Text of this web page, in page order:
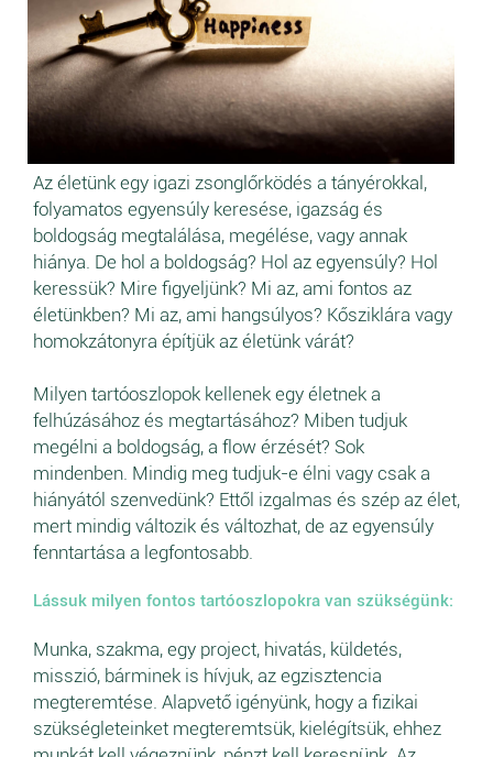
Az életünk egy igazi zsonglőrködés a tányérokkal,
folyamatos egyensúly keresése, igazság és
boldogság megtalálása, megélése, vagy annak
hiánya. De hol a boldogság? Hol az egyensúly? Hol
keressük? Mire figyeljünk? Mi az, ami fontos az
életünkben? Mi az, ami hangsúlyos? Kősziklára vagy
homokzátonyra építjük az életünk várát?
Milyen tartóoszlopok kellenek egy életnek a
felhúzásához és megtartásához? Miben tudjuk
megélni a boldogság, a flow érzését? Sok
mindenben. Mindig meg tudjuk-e élni vagy csak a
hiányától szenvedünk? Ettől izgalmas és szép az élet,
mert mindig változik és változhat, de az egyensúly
fenntartása a legfontosabb.
Lássuk milyen fontos tartóoszlopokra van szükségünk:
Munka, szakma, egy project, hivatás, küldetés,
misszió, bárminek is hívjuk, az egzisztencia
megteremtése. Alapvető igényünk, hogy a fizikai
szükségleteinket megteremtsük, kielégítsük, ehhez